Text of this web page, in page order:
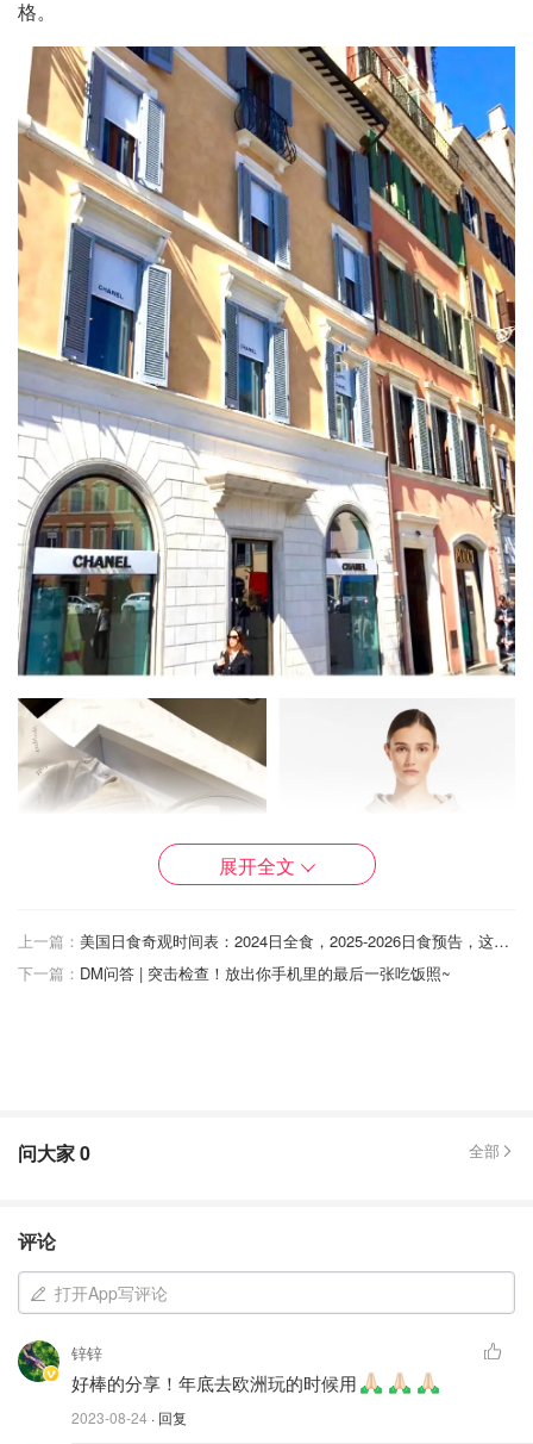
格。
展开全文
上一篇：
美国日食奇观时间表：2024日全食，2025-2026日食预告，这些地方可以看到！
下一篇： DM问答 | 突击检查！放出你手机里的最后一张吃饭照~
问大家0 全部
评论
打开App写评论
锌锌
好棒的分享！年底去欧洲玩的时候用
2023-08-24 · 回复